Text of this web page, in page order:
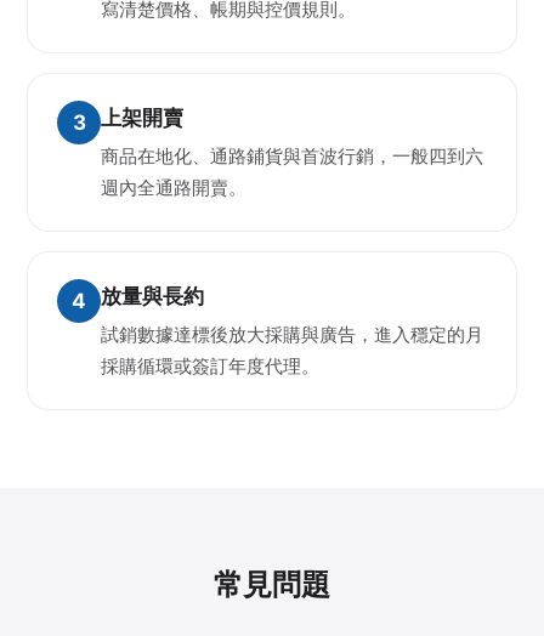
寫清楚價格、帳期與控價規則。
上架開賣
商品在地化、通路鋪貨與首波行銷，一般四到六
週內全通路開賣。
放量與長約
試銷數據達標後放大採購與廣告，進入穩定的月
採購循環或簽訂年度代理。
常見問題